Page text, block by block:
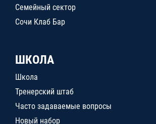
Семейный сектор
Сочи Клаб Бар
ШКОЛА
Школа
Тренерский штаб
Часто задаваемые вопросы
Новый набор